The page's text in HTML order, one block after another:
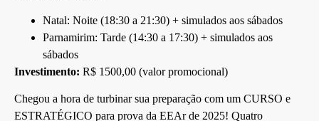
Natal: Noite (18:30 a 21:30) + simulados aos sábados
Parnamirim: Tarde (14:30 a 17:30) + simulados aos
sábados
Investimento: R$ 1500,00 (valor promocional)
Chegou a hora de turbinar sua preparação com um CURSO e
ESTRATÉGICO para prova da EEAr de 2025! Quatro